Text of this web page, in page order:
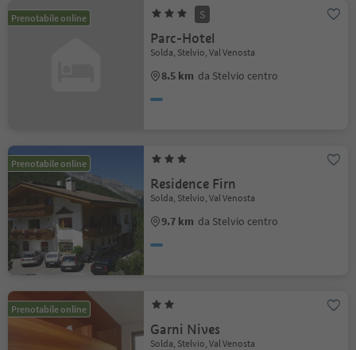
Prenotabile online S
Parc-Hotel
Solda, Stelvio, Val Venosta
8.5 km da Stelvio centro
Prenotabile online
Residence Firn
Solda, Stelvio, Val Venosta
9.7 km da Stelvio centro
Prenotabile online
Garni Nives
Solda, Stelvio, Val Venosta